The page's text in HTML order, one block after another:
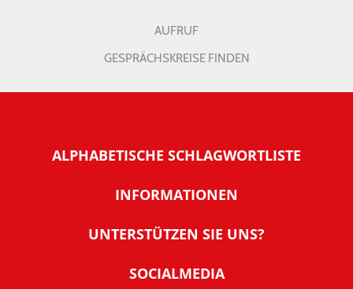
AUFRUF
GESPRÄCHSKREISE FINDEN
ALPHABETISCHE SCHLAGWORTLISTE
INFORMATIONEN
Warum NachDenkSeiten
Tipps zur Nutzung der NachDenkSeiten
UNTERSTÜTZEN SIE UNS?
SOCIALMEDIA